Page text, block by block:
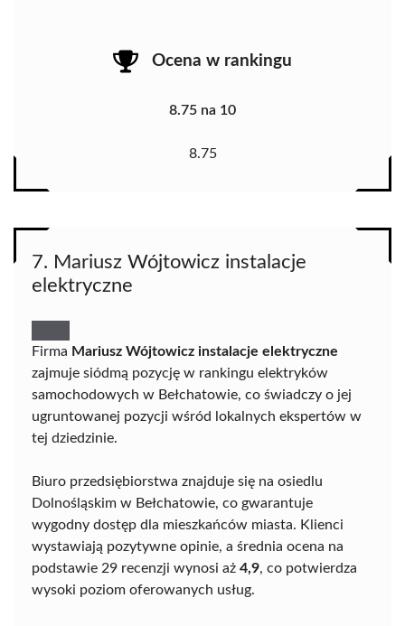
Ocena w rankingu
8.75 na 10
8.75
7. Mariusz Wójtowicz instalacje
elektryczne
Firma Mariusz Wójtowicz instalacje elektryczne
zajmuje siódmą pozycję w rankingu elektryków
samochodowych w Bełchatowie, co świadczy o jej
ugruntowanej pozycji wśród lokalnych ekspertów w
tej dziedzinie.
Biuro przedsiębiorstwa znajduje się na osiedlu
Dolnośląskim w Bełchatowie, co gwarantuje
wygodny dostęp dla mieszkańców miasta. Klienci
wystawiają pozytywne opinie, a średnia ocena na
podstawie 29 recenzji wynosi aż 4,9, co potwierdza
wysoki poziom oferowanych usług.